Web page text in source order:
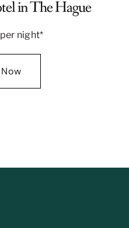
in The Hague
night*